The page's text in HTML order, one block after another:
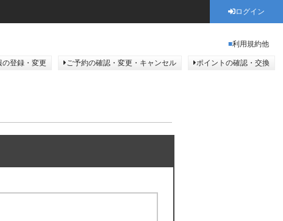
ログイン
利用規約他
の登録・変更 ご予約の確認・変更・キャンセル ポイントの確認・交換